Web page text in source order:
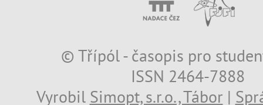
© Třípól - časopis pro
ISSN 2464-7888
Vyrobil Simopt, s.r.o., Tábor |